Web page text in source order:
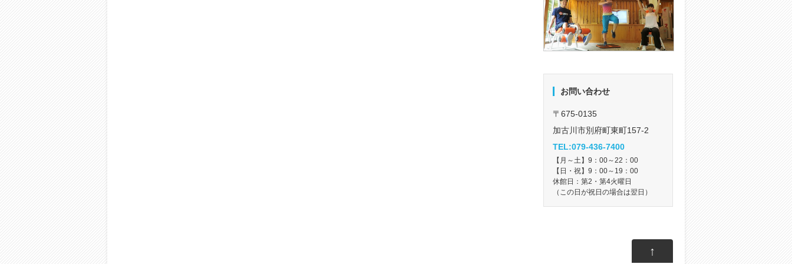
お問い合わせ
〒675-0135
加古川市別府町東町157-2
TEL:079-436-7400
【月～土】9：00～22：00
【日・祝】9：00～19：00
休館日：第2・第4火曜日
（この日が祝日の場合は翌日）
↑